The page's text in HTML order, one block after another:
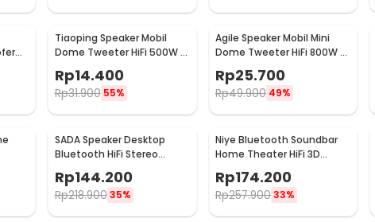
VO-
Tiaoping Speaker Mobil
Dome Tweeter HiFi 500W 2
Rp14.400
Rp31.900 55%
Agile Speaker Mobil Mini
Dome Tweeter HiFi 800W 2
Rp25.700
Rp49.900 49%
SADA Speaker Desktop
Bluetooth HiFi Stereo
- V-111
Rp144.200
Rp218.900 35%
Niye Bluetooth Soundbar
Home Theater HiFi 3D
Rp174.200
Rp257.90033%